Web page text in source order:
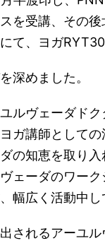
を受講、その
て、ヨガ
深めました。
ルヴェーダド
ガ講師としての
の知恵を取り入
ェーダのワーク
幅広く活動中し
されるアーユ